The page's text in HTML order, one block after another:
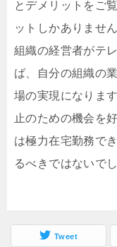
とデメリットをご
ットしかありません
組織の経営者がテ
ば、自分の組織の
場の実現になりま
止のための機会を
は極力在宅勤務で
るべきではないで
Tweet